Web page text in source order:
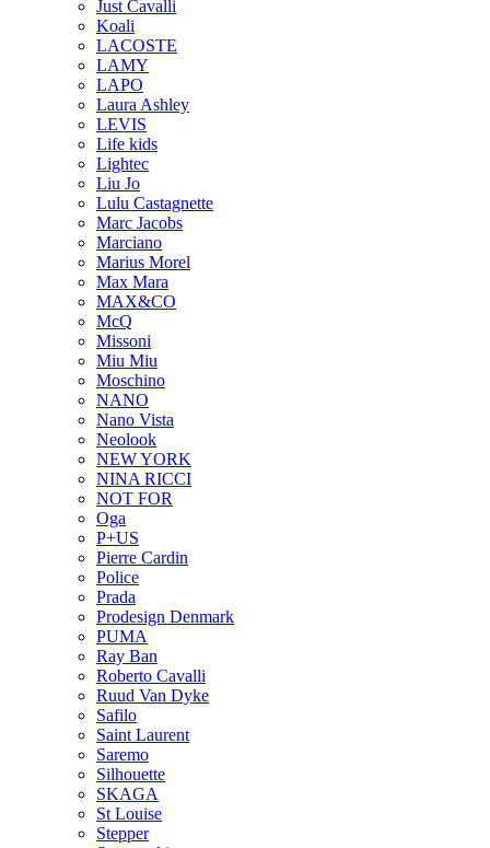
Just Cavalli
Koali
LACOSTE
LAMY
LAPO
Laura Ashley
LEVIS
Life kids
Lightec
Liu Jo
Lulu Castagnette
Marc Jacobs
Marciano
Marius Morel
Max Mara
MAX&CO
McQ
Missoni
Miu Miu
Moschino
NANO
Nano Vista
Neolook
NEW YORK
NINA RICCI
NOT FOR
Oga
P+US
Pierre Cardin
Police
Prada
Prodesign Denmark
PUMA
Ray Ban
Roberto Cavalli
Ruud Van Dyke
Safilo
Saint Laurent
Saremo
Silhouette
SKAGA
St Louise
Stepper